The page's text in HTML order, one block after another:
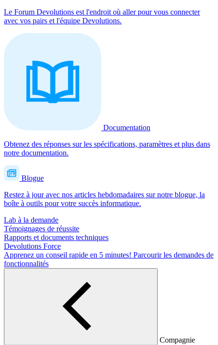
Le Forum Devolutions est l'endroit où aller pour vous connecter
avec vos pairs et l'équipe Devolutions.
Documentation
Obtenez des réponses sur les spécifications, paramètres et plus dans
notre documentation.
Blogue
Restez à jour avec nos articles hebdomadaires sur notre blogue, la
boîte à outils pour votre succès informatique.
Lab à la demande
Témoignages de réussite
Rapports et documents techniques
Devolutions Force
Apprenez un conseil rapide en 5 minutes! Parcourir les demandes de
fonctionnalités
Compagnie